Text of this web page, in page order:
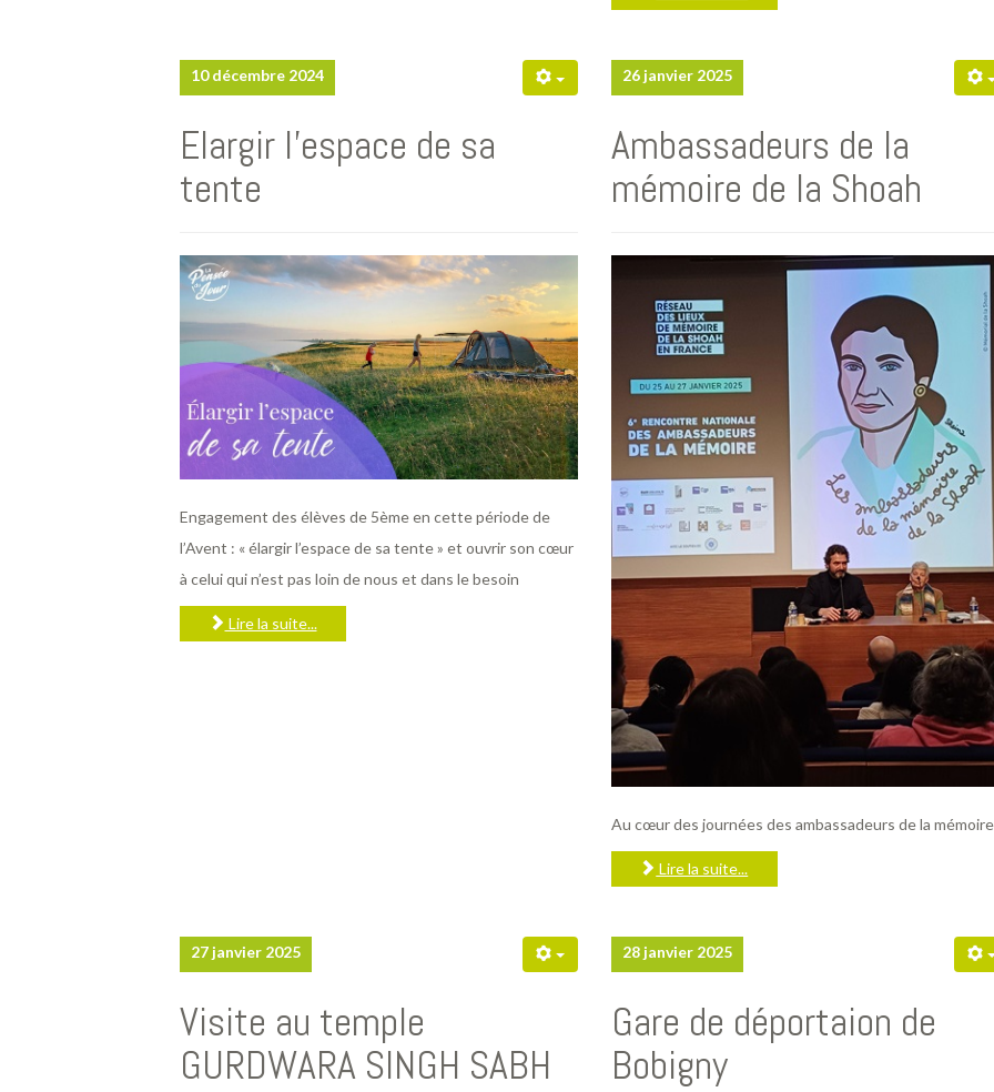
10 décembre 2024
Elargir l'espace de sa
tente
Engagement des élèves de 5ème en cette période de
l’Avent : « élargir l’espace de sa tente » et ouvrir son cœur
à celui qui n’est pas loin de nous et dans le besoin
Lire la suite...
26 janvier 2025
Ambassadeurs de la
mémoire de la Shoah
Au cœur des journées des ambassadeurs de la
Lire la suite...
27 janvier 2025
Visite au temple
GURDWARA SINGH SABH
28 janvier 2025
Gare de déportaion de
Bobigny